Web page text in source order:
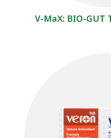
V-MaX: BIO-GUT